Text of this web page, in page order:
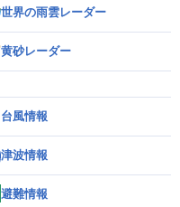
世界の雨雲レーダー
黄砂レーダー
台風情報
津波情報
避難情報